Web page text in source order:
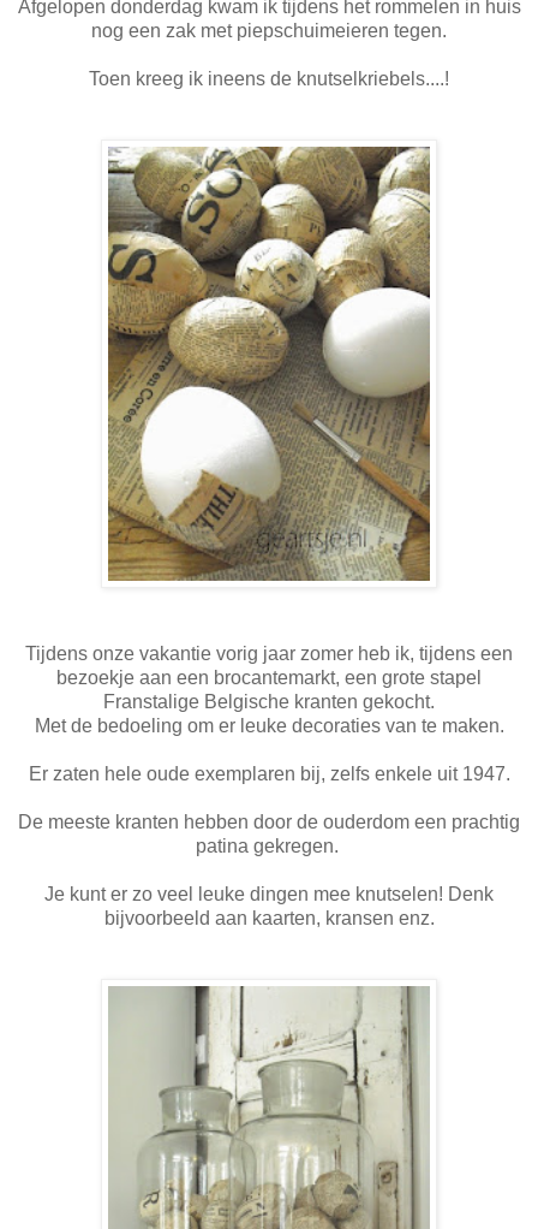
Afgelopen donderdag kwam ik tijdens het rommelen in huis
nog een zak met piepschuimeieren tegen.
Toen kreeg ik ineens de knutselkriebels....!
Tijdens onze vakantie vorig jaar zomer heb ik, tijdens een
bezoekje aan een brocantemarkt, een grote stapel
Franstalige Belgische kranten gekocht.
Met de bedoeling om er leuke decoraties van te maken.
Er zaten hele oude exemplaren bij, zelfs enkele uit 1947.
De meeste kranten hebben door de ouderdom een prachtig
patina gekregen.
Je kunt er zo veel leuke dingen mee knutselen! Denk
bijvoorbeeld aan kaarten, kransen enz.